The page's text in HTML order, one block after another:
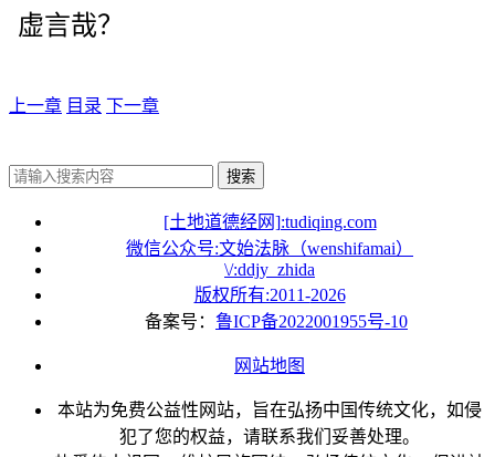
虚言哉？
上一章 目录 下一章
搜索
[土地道德经网]:tudiqing.com
微信公众号:文始法脉（wenshifamai）
\/:ddjy_zhida
版权所有:2011-2026
备案号： 鲁ICP备2022001955号-10
网站地图
本站为免费公益性网站，旨在弘扬中国传统文化，如侵
犯了您的权益，请联系我们妥善处理。